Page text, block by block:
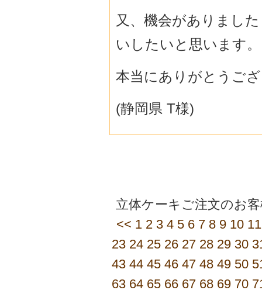
又、機会がありまし
いしたいと思います。
本当にありがとうご
(静岡県 T様)
立体ケーキご注文の
<< 1 2 3 4 5 6 7 8 9 10 11
23 24 25 26 27 28 29 30
43 44 45 46 47 48 49 50
63 64 65 66 67 68 69 70